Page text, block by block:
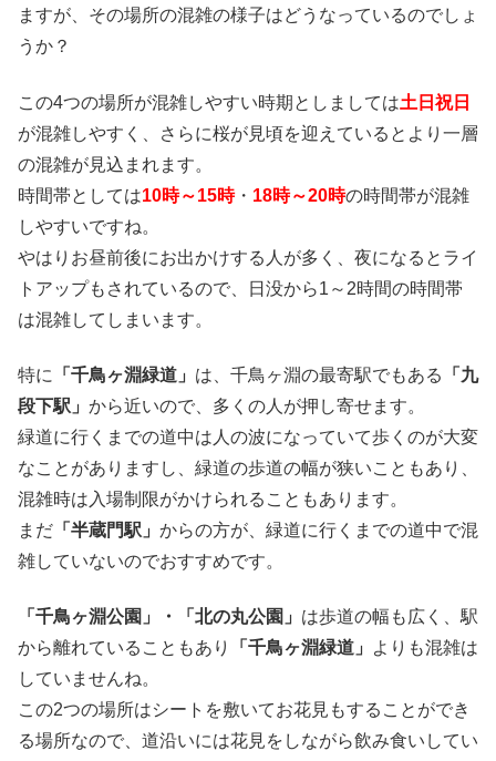
ますが、その場所の混雑の様子はどうなっているのでしょ
うか？
この4つの場所が混雑しやすい時期としましては土日祝日
が混雑しやすく、さらに桜が見頃を迎えているとより一層
の混雑が見込まれます。
時間帯としては10時～15時・ 18時～20時の時間帯が混雑
しやすいですね。
やはりお昼前後にお出かけする人が多く、夜になるとライ
トアップもされているので、日没から1～2時間の時間帯
は混雑してしまいます。
特に 「千鳥ヶ淵緑道」 は、千鳥ヶ淵の最寄駅でもある
「九
段下駅」 から近いので、多くの人が押し寄せます。
緑道に行くまでの道中は人の波になっていて歩くのが大変
なことがありますし、緑道の歩道の幅が狭いこともあり、
混雑時は入場制限がかけられることもあります。
まだ 「半蔵門駅」 からの方が、緑道に行くまでの道中で混
雑していないのでおすすめです。
「千鳥ヶ淵公園」・「北の丸公園」 は歩道の幅も広く、駅
から離れていることもあり
「千鳥ヶ淵緑道」
よりも混雑は
していませんね。
この2つの場所はシートを敷いてお花見もすることができ
る場所なので、道沿いには花見をしながら飲み食いしてい